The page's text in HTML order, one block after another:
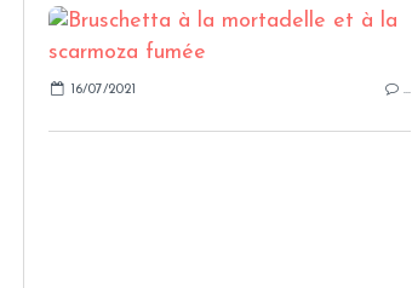
16/07/2021 …